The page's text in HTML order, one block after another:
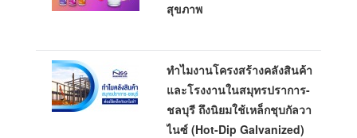
สุขภาพ
ทำไมงานโครงสร้างคลังสินค้า
และโรงงานในสมุทรปราการ-
ชลบุรี ถึงนิยมใช้เหล็กชุบกัลวา
ไนซ์ (Hot-Dip Galvanized)